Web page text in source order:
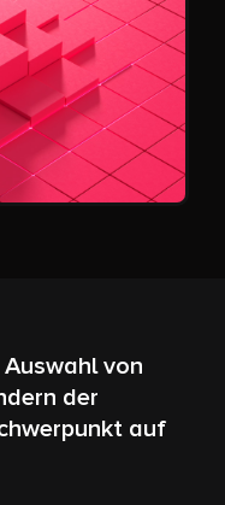
von
der
auf